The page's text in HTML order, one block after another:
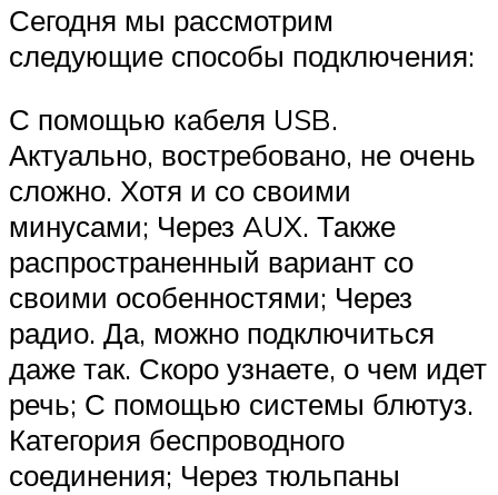
Сегодня мы рассмотрим
следующие способы подключения:
С помощью кабеля USB.
Актуально, востребовано, не очень
сложно. Хотя и со своими
минусами; Через AUX. Также
распространенный вариант со
своими особенностями; Через
радио. Да, можно подключиться
даже так. Скоро узнаете, о чем идет
речь; С помощью системы блютуз.
Категория беспроводного
соединения; Через тюльпаны